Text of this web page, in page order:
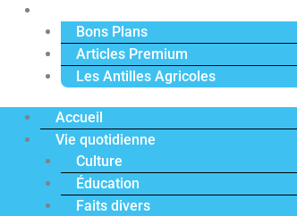
Bons Plans
Articles Premium
Les Antilles Agricoles
Accueil
Vie quotidienne
Culture
Éducation
Faits divers